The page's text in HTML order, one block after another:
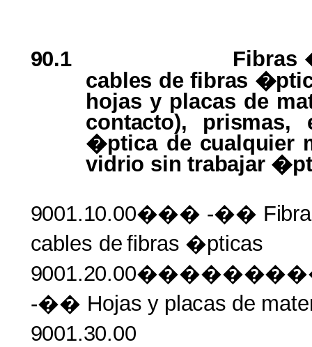
90.1 Fibras
cables de fibras
hojas y placas de
contacto), prismas,
�ptica de cualquier
vidrio sin trabajar
9001.10.00��� -��
cables de fibras �pticas
-�� Hojas y placas de
9001.30.00